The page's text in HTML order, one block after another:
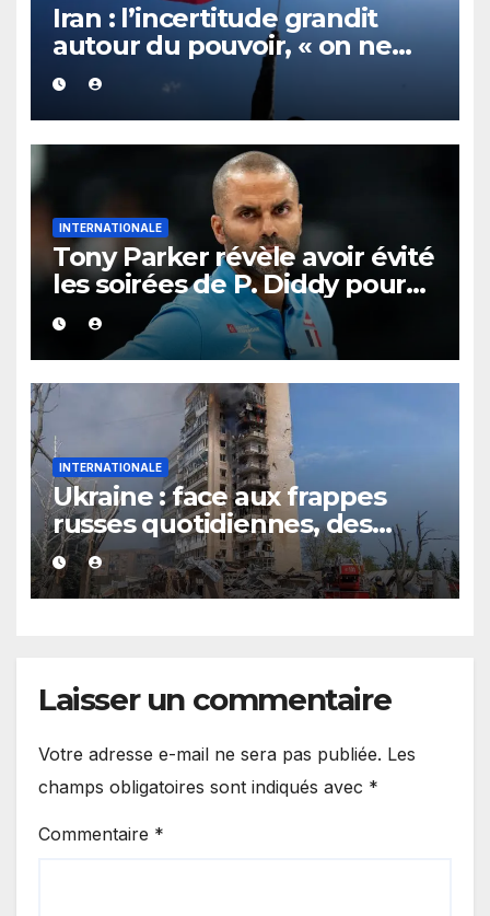
Iran : l’incertitude grandit
autour du pouvoir, « on ne
sait plus vraiment qui
gouverne »
INTERNATIONALE
Tony Parker révèle avoir évité
les soirées de P. Diddy pour
protéger Eva Longoria
INTERNATIONALE
Ukraine : face aux frappes
russes quotidiennes, des
évacuations ordonnées à
Kramatorsk
Laisser un commentaire
Votre adresse e-mail ne sera pas publiée. Les
champs obligatoires sont indiqués avec *
Commentaire *